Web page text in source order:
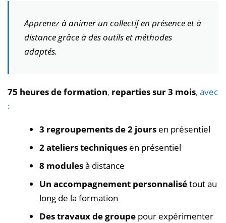
Apprenez à animer un collectif en présence et à
distance grâce à des outils et méthodes
adaptés.
75 heures de formation, reparties sur 3 mois, avec
:
3 regroupements de 2 joursen présentiel
2 ateliers techniquesen présentiel
8 modulesà distance
Un accompagnement personnalisétout au
long de la formation
Des travaux de groupepour expérimenter